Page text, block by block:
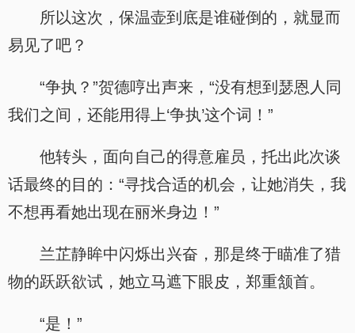
所以这次，保温壶到底是谁碰倒的，就显而
易见了吧？
“争执？”贺德哼出声来，“没有想到瑟恩人同
我们之间，还能用得上‘争执’这个词！”
他转头，面向自己的得意雇员，托出此次谈
话最终的目的：“寻找合适的机会，让她消失，我
不想再看她出现在丽米身边！”
兰芷静眸中闪烁出兴奋，那是终于瞄准了猎
物的跃跃欲试，她立马遮下眼皮，郑重颔首。
“是！”